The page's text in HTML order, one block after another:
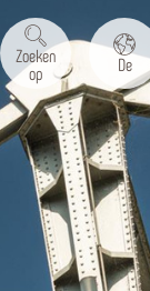
Zoeken
op
De